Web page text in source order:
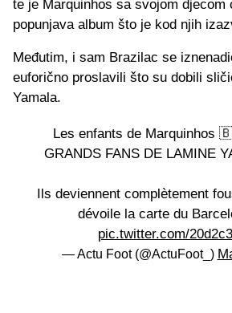
te je Marquinhos sa svojom djecom
popunjava album što je kod njih
Međutim, i sam Brazilac se
euforično proslavili što su dobili
Yamala.
Les enfants de Marquinhos
GRANDS FANS DE LAMINE
Ils deviennent complètement
dévoile la carte du
pic.twitter.com/
— Actu Foot (@ActuFoot_)